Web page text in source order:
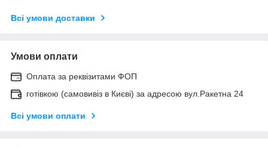
Всі умови доставки
Умови оплати
Оплата за реквізитами ФОП
готівкою (самовивіз в Києві) за адресою вул.Ракетна 24
Всі умови оплати